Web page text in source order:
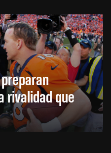
rivalidad que